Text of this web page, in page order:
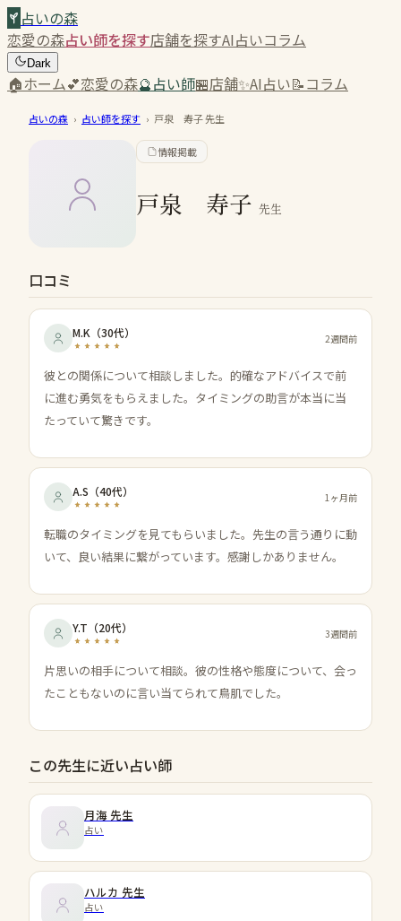
占いの森
恋愛の森占い師を探す店舗を探すAI占いコラム
Dark
🏠ホーム💕恋愛の森🔮占い師🏪店舗✨AI占い📝コラム
占いの森 › 占い師を探す › 戸泉 寿子先生
情報掲載
戸泉 寿子 先生
口コミ
M.K （30代） 2週間前
彼との関係について相談しました。的確なアドバイスで前
に進む勇気をもらえました。タイミングの助言が本当に当
たっていて驚きです。
A.S （40代） 1ヶ月前
転職のタイミングを見てもらいました。先生の言う通りに動
いて、良い結果に繋がっています。感謝しかありません。
Y.T （20代） 3週間前
片思いの相手について相談。彼の性格や態度について、会っ
たこともないのに言い当てられて鳥肌でした。
この先生に近い占い師
月海 先生
占い
ハルカ 先生
占い